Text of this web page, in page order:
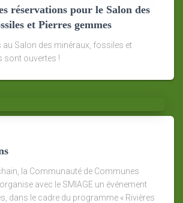
réservations pour le Salon des
et Pierres gemmes
au Salon des minéraux, fossiles et
sont ouvertes !
la Communauté de Communes
avec le SMIAGE un événement
dans le cadre du programme « Rivières